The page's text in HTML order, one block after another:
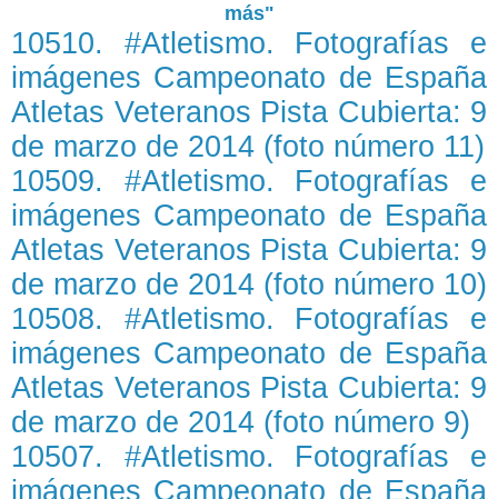
más"
10510. #Atletismo. Fotografías e
imágenes Campeonato de España
Atletas Veteranos Pista Cubierta: 9
de marzo de 2014 (foto número 11)
10509. #Atletismo. Fotografías e
imágenes Campeonato de España
Atletas Veteranos Pista Cubierta: 9
de marzo de 2014 (foto número 10)
10508. #Atletismo. Fotografías e
imágenes Campeonato de España
Atletas Veteranos Pista Cubierta: 9
de marzo de 2014 (foto número 9)
10507. #Atletismo. Fotografías e
imágenes Campeonato de España